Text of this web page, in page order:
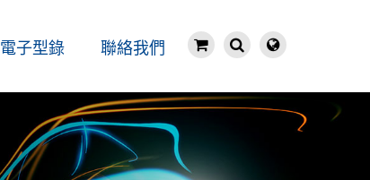
電子型錄 聯絡我們